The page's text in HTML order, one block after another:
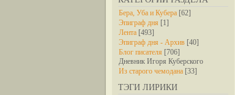
Бера, Уба и Кубера [62]
Эпиграф дня [1]
Лента [493]
Эпиграф дня - Архив [40]
Блог писателя [706]
Дневник Игоря Куберского
Из старого чемодана [33]
ТЭГИ ЛИРИКИ